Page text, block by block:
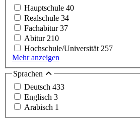
Hauptschule 40
Realschule 34
Fachabitur37
Abitur 210
Hochschule/Universität 257
Mehr anzeigen
Sprachen
Deutsch 433
Englisch 3
Arabisch 1